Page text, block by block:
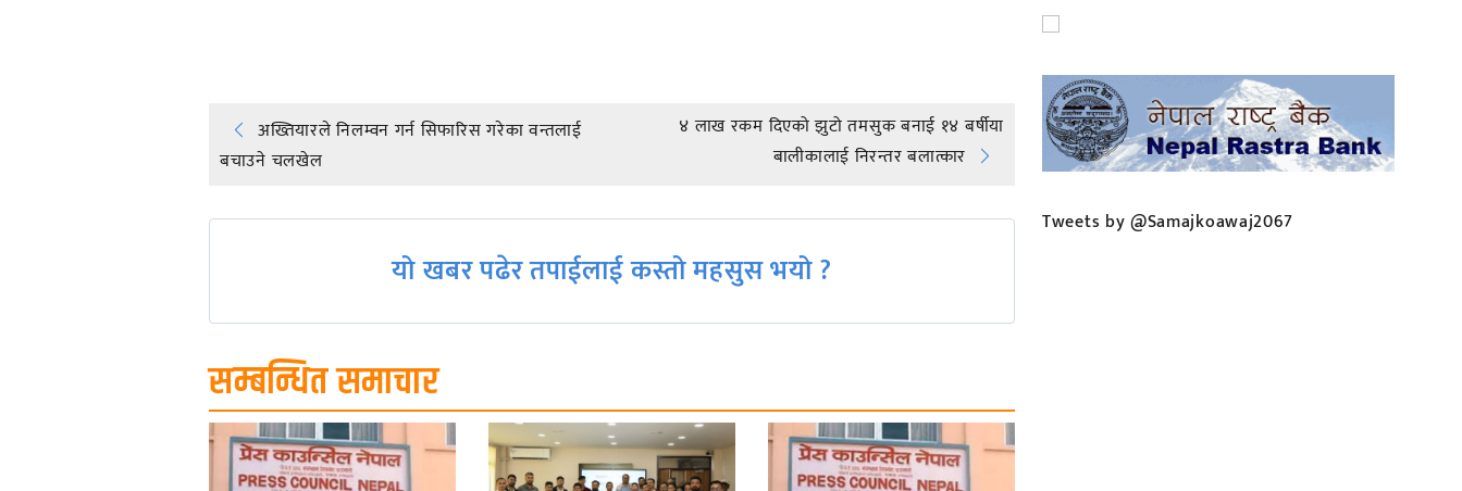
Post
navigation
अख्तियारले निलम्वन गर्न सिफारिस गरेका वन्तलाई
बचाउने चलखेल
४ लाख रकम दिएको झुटो तमसुक बनाई १४ बर्षीया
बालीकालाई निरन्तर बलात्कार
यो खबर पढेर तपाईलाई कस्तो महसुस भयो ?
सम्बन्धित समाचार
Tweets by @Samajkoawaj2067